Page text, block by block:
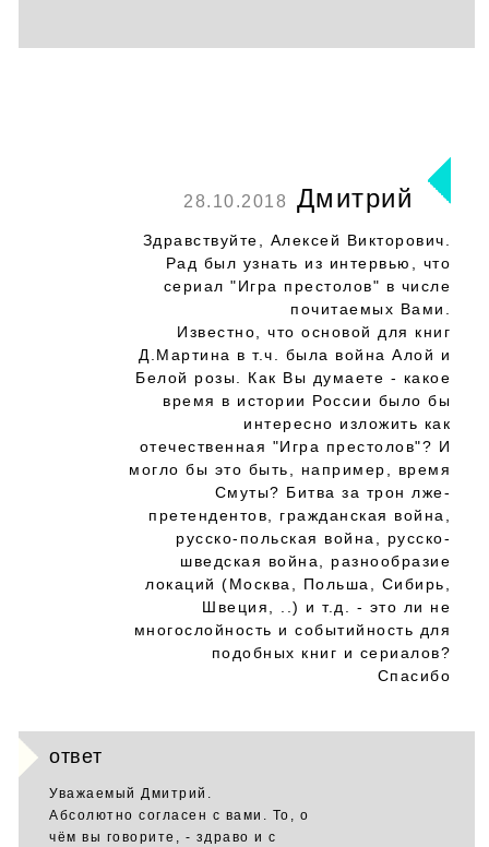
28.10.2018 Дмитрий
Здравствуйте, Алексей Викторович.
Рад был узнать из интервью, что
сериал "Игра престолов" в числе
почитаемых Вами.
Известно, что основой для книг
Д.Мартина в т.ч. была война Алой и
Белой розы. Как Вы думаете - какое
время в истории России было бы
интересно изложить как
отечественная "Игра престолов"? И
могло бы это быть, например, время
Смуты? Битва за трон лже-
претендентов, гражданская война,
русско-польская война, русско-
шведская война, разнообразие
локаций (Москва, Польша, Сибирь,
Швеция, ..) и т.д. - это ли не
многослойность и событийность для
подобных книг и сериалов?
Спасибо
ответ
Уважаемый Дмитрий.
Абсолютно согласен с вами. То, о
чём вы говорите, - здраво и с